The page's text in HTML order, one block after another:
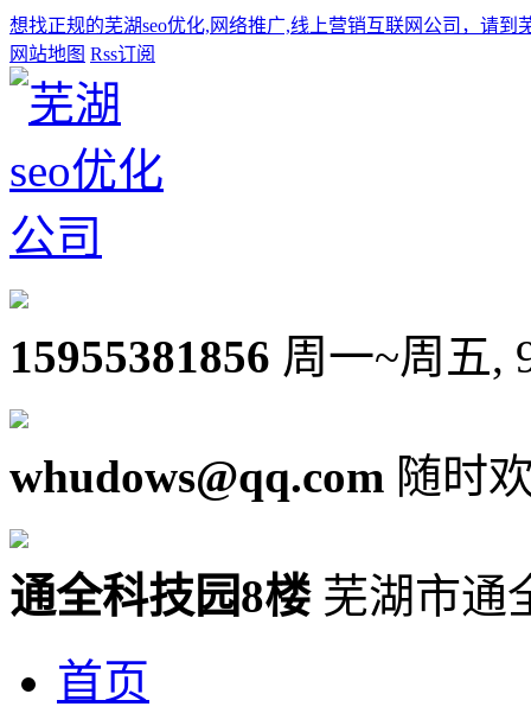
想找正规的芜湖seo优化,网络推广,线上营销互联网公司，请到
网站地图 Rss订阅
15955381856 周一~周五,
whudows@qq.com 随时
通全科技园8楼 芜湖市通
首页